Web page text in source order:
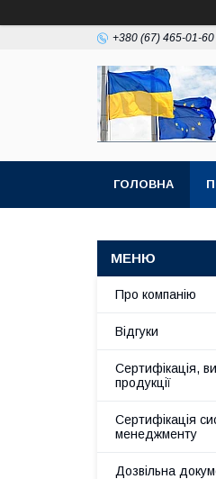
+380 (67) 465-01-60
ГОЛОВНА
Про компанію
Відгуки
Сертифікація,
продукції
Сертифікація
менеджменту
Дозвільна